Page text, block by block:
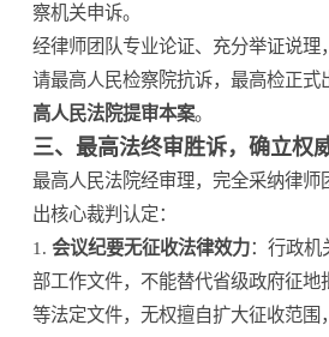
察机关申诉。
经律师团队专业论证、充分举证说理
请最高人民检察院抗诉，最高检正式
高人民法院提审本案。
三、最高法终审胜诉，确立权
最高人民法院经审理，完全采纳律师
出核心裁判认定：
1. 会议纪要无征收法律效力：行政机
部工作文件，不能替代省级政府征地
等法定文件，无权擅自扩大征收范围